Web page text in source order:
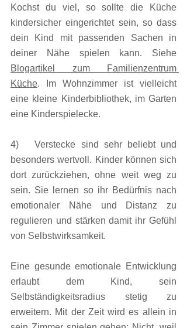
Kochst du viel, so sollte die Küche
kindersicher eingerichtet sein, so dass
dein Kind mit passenden Sachen in
Blogartikel zum Familienzentrum
Küche. Im Wohnzimmer ist vielleicht
eine kleine Kinderbibliothek, im Garten
eine Kinderspielecke.
4)   Verstecke sind sehr beliebt und
besonders wertvoll. Kinder können sich
dort zurückziehen, ohne weit weg zu
sein. Sie lernen so ihr Bedürfnis nach
emotionaler Nähe und Distanz zu
regulieren und stärken damit ihr Gefühl
von Selbstwirksamkeit.
Eine gesunde emotionale Entwicklung
erlaubt dem Kind, sein
Selbständigkeitsradius stetig zu
erweitern. Mit der Zeit wird es allein in